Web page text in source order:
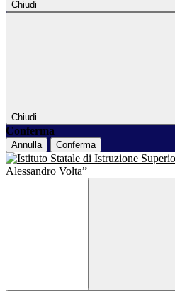
Chiudi
Chiudi
Conferma
Annulla Conferma